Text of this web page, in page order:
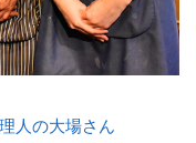
人の大場さん